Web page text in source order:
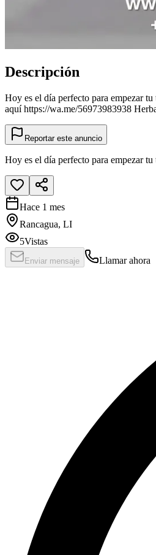
Descripción
Hoy es el día perfecto para empezar
aquí https://wa.me/56973983938
Reportar este anuncio
Hoy es el día perfecto para empezar
Hace 1 mes
Rancagua, LI
5Vistas
Enviar mensaje Llamar ahora